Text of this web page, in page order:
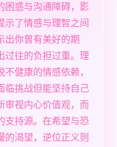
困惑与沟通障碍，影
示了情感与理智之间
出你曾有美好的期
过往的负担过重。理
健康的情感依赖，
临挑战但能坚持自己
审视内心价值观，而
支持源。在希望与恐
的渴望，逆位正义则